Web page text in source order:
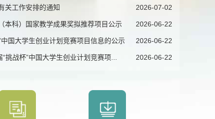
2026-07-02
关工作安排的通知
2026-06-22
本科）国家教学成果奖拟推荐项目公示
2026-06-22
国大学生创业计划竞赛项目信息的公示
2026-06-22
挑战杯”中国大学生创业计划竞赛项...